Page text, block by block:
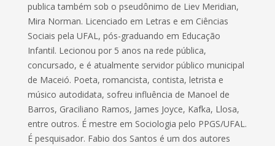
publica também sob o pseudônimo de Liev Meridian,
Mira Norman. Licenciado em Letras e em Ciências
Sociais pela UFAL, pós-graduando em Educação
Infantil. Lecionou por 5 anos na rede pública,
concursado, e é atualmente servidor público municipal
de Maceió. Poeta, romancista, contista, letrista e
músico autodidata, sofreu influência de Manoel de
Barros, Graciliano Ramos, James Joyce, Kafka, Llosa,
entre outros. É mestre em Sociologia pelo PPGS/UFAL.
É pesquisador. Fabio dos Santos é um dos autores